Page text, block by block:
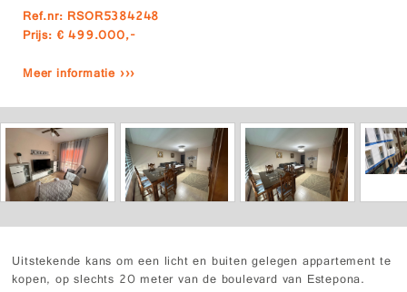
Ref.nr: RSOR5384248
Prijs: € 499.000,-
Meer informatie ›››
Uitstekende kans om een licht en buiten gelegen appartement te
kopen, op slechts 20 meter van de boulevard van Estepona.